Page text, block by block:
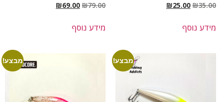
₪35.00
₪25.00
מידע נוסף
₪79.00
₪69.00
מידע נוסף
מבצע! מבצע!